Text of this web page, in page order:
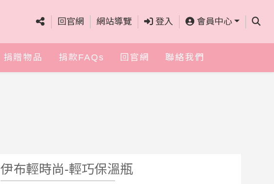
回官網 網站導覽 登入 會員中心 查詢
捐贈物品 捐款FAQs 回官網 聯絡我們
伊布輕時尚-輕巧保溫瓶